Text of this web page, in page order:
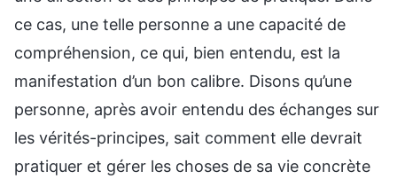
ce cas, une telle personne a une capacité de
compréhension, ce qui, bien entendu, est la
manifestation d’un bon calibre. Disons qu’une
personne, après avoir entendu des échanges sur
les vérités-principes, sait comment elle devrait
pratiquer et gérer les choses de sa vie concrète